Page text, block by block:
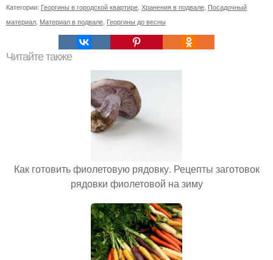
Категории: Георгины в городской квартире Хранения в подвале Посадочный
материал Материал в подвале Георгины до весны
Читайте также
Как готовить фиолетовую рядовку. Рецепты заготовок
рядовки фиолетовой на зиму